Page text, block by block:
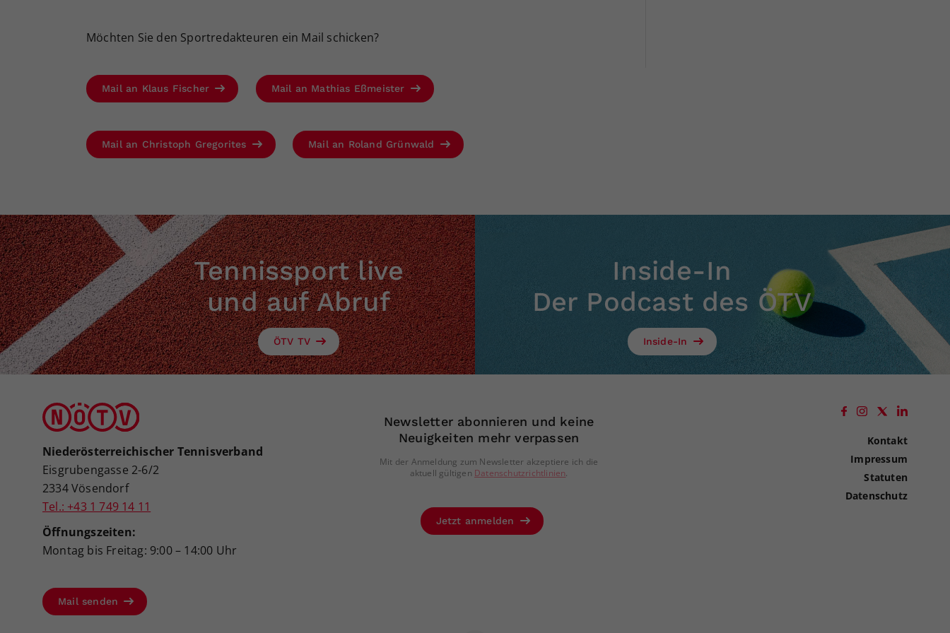
Möchten Sie den Sportredakteuren ein Mail schicken?
Mail an Klaus Fischer Mail an Mathias Eßmeister
Mail an Christoph Gregorites Mail an Roland Grünwald
Tennissport live
und auf Abruf
ÖTV TV
Inside-In
Der Podcast des ÖTV
Inside-In
Niederösterreichischer Tennisverband
Eisgrubengasse 2-6/2
2334 Vösendorf
Tel.: +43 1 749 14 11
Öffnungszeiten:
Montag bis Freitag: 9:00 – 14:00 Uhr
Mail senden
Newsletter abonnieren und keine
Neuigkeiten mehr verpassen
Mit der Anmeldung zum Newsletter akzeptiere ich die
aktuell gültigen Datenschutzrichtlinien.
Jetzt anmelden
Kontakt
Impressum
Statuten
Datenschutz